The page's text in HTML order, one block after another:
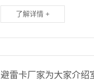
了解详情 +
避雷卡厂家为大家介绍